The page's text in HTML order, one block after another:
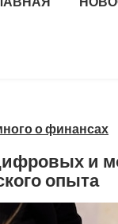
о финансах
и
опыта